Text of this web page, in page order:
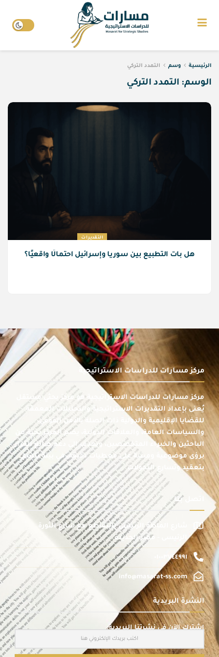
الرئيسية وسم التمدد التركي
الوسم: التمدد التركي
التقديرات
هل بات التطبيع بين سوريا وإسرائيل احتمالًا واقعيًا؟
مركز مسارات للدراسات الاستراتيجية
مركز مسارات للدراسات الاستراتيجية هو مركز بحثي مستقل
يُعنى بإعداد التقديرات الاستراتيجية والتحليلات المعمقة
للقضايا الإقليمية والدولية ذات الصلة بالأمن القومي،
والسياسات العامة، والعلاقات الدولية، يضم المركز نخبة من
الباحثين والخبراء المتخصصين، ويهدف إلى دعم صانع القرار
برؤى موضوعية ومبنية على معطيات دقيقة، في بيئة تتسم
بتعقيد وتسارع التحولات.
اتصل بنا
شارع الماظة الرئيسى بالتقاطع مع شارع الثورة
الرئيسى - مصر الجديدة
٠١٠٠٣٧٤٤٩٩١
info@masarat-ss.com
النشرة البريدية
اشترك الآن في نشرتنا البريدية: